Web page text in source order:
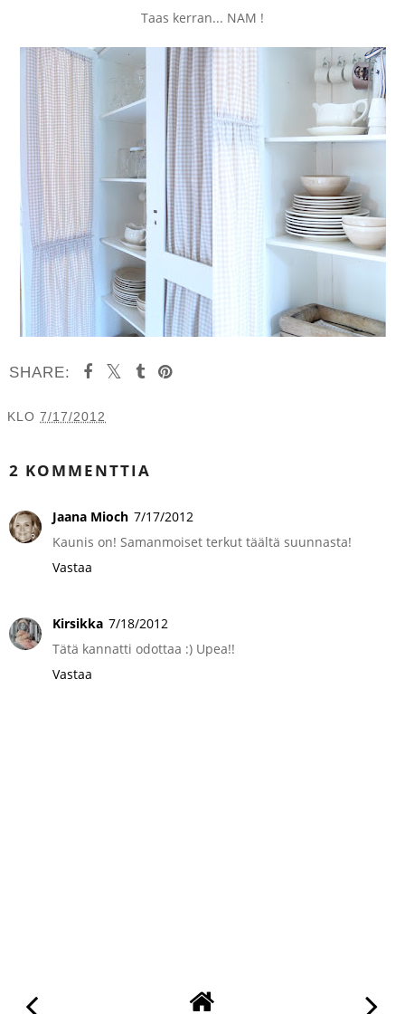
Taas kerran... NAM !
SHARE:
KLO 7/17/2012
2 KOMMENTTIA
Jaana Mioch 7/17/2012
Kaunis on! Samanmoiset terkut täältä suunnasta!
Vastaa
Kirsikka 7/18/2012
Tätä kannatti odottaa :) Upea!!
Vastaa